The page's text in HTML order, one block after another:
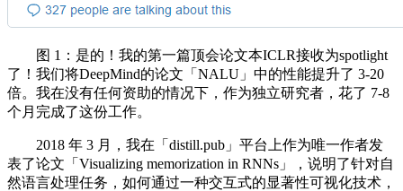
图 1：是的！我的第一篇顶会论文本ICLR接收为spotlight
了！我们将DeepMind的论文「NALU」中的性能提升了 3-20
倍。我在没有任何资助的情况下，作为独立研究者，花了 7-8
个月完成了这份工作。
2018 年 3 月，我在「distill.pub」平台上作为唯一作者发
表了论文「Visualizing memorization in RNNs」，说明了针对自
然语言处理任务，如何通过一种交互式的显著性可视化技术，